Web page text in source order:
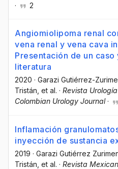
·
2
Angiomiolipoma renal
vena renal y vena cava
Presentación de un
literatura
2020 · Garazi Gutiérrez-
Tristán , et al. · Revista
Colombian Urology Journal·
Inflamación
inyección de sustancia
2019 · Garazi Gutiérrez
Tristán , et al. · Revista